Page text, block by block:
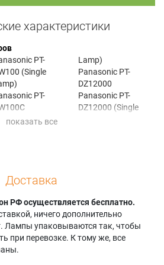
характеристики
PT-
(Single
PT-
PT-
PT-
PT-
(Single
Lamp)
Panasonic PT-
DZ12000
Panasonic PT-
DZ12000 (Single
Доставка
РФ осуществляется бесплатно.
ничего дополнительно
Лампы упаковываются так, чтобы
при перевозке. К тому же, все